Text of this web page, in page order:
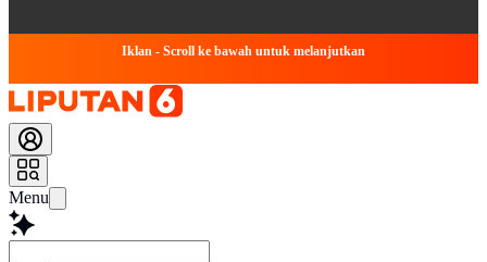
Iklan - Scroll ke bawah untuk melanjutkan
Menu